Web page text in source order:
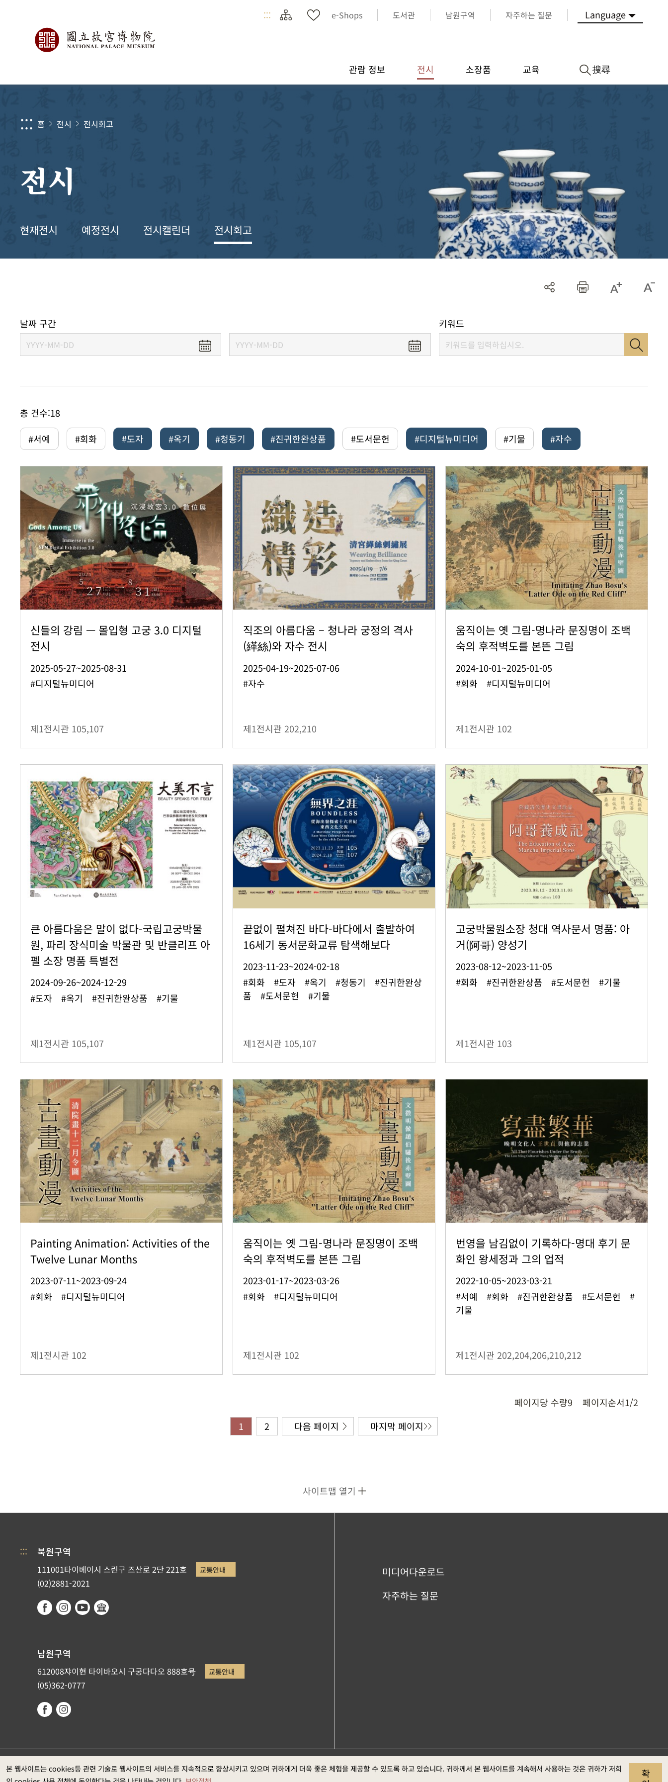
본 웹사이트는 cookies등 관련 기술로 웹사이트의 서비스를 지속적으로 향상시키고 있으며 귀하에게 더욱 좋은 체험을 제공할 수 있도록 하고 있습니다. 귀하께서 본 웹사이트를 계속해서 사용하는 것은 귀하가 저희
확
::: e-Shops 도서관 남원구역 자주하는 질문 Language
관람 정보 전시 소장품 교육 搜尋
::: 홈 전시 전시회고
전시
현재전시 예정전시 전시캘린더 전시회고
날짜 구간 키워드
총 건수:18
#서예
#회화 #도자 #옥기 #청동기 #진귀한완상품 #도서문헌 #디지털뉴미디어 #기물 #자수
신들의 강림 — 몰입형 고궁 3.0 디지털
전시
2025-05-27~2025-08-31
#디지털뉴미디어
제1전시관 105,107
직조의 아름다움 – 청나라 궁정의 격사
(緙絲)와 자수 전시
2025-04-19~2025-07-06
#자수
제1전시관 202,210
움직이는 옛 그림-명나라 문징명이 조백
숙의 후적벽도를 본뜬 그림
2024-10-01~2025-01-05
#회화 #디지털뉴미디어
제1전시관 102
큰 아름다움은 말이 없다-국립고궁박물
원, 파리 장식미술 박물관 및 반클리프 아
펠 소장 명품 특별전
2024-09-26~2024-12-29
#도자 #옥기 #진귀한완상품 #기물
제1전시관 105,107
끝없이 펼쳐진 바다-바다에서 출발하여
16세기 동서문화교류 탐색해보다
2023-11-23~2024-02-18
#회화 #도자 #옥기 #청동기 #진귀한완상
품 #도서문헌 #기물
제1전시관 105,107
고궁박물원소장 청대 역사문서 명품: 아
거(阿哥) 양성기
2023-08-12~2023-11-05
#회화 #진귀한완상품 #도서문헌 #기물
제1전시관 103
Painting Animation: Activities of the
Twelve Lunar Months
2023-07-11~2023-09-24
#회화 #디지털뉴미디어
제1전시관 102
움직이는 옛 그림-명나라 문징명이 조백
숙의 후적벽도를 본뜬 그림
2023-01-17~2023-03-26
#회화 #디지털뉴미디어
제1전시관 102
번영을 남김없이 기록하다-명대 후기 문
화인 왕세정과 그의 업적
2022-10-05~2023-03-21
#서예 #회화 #진귀한완상품 #도서문헌 #
기물
제1전시관 202,204,206,210,212
페이지당 수량9 페이지순서1/2
1
2 다음 페이지 마지막 페이지
사이트맵 열기
::: 북원구역
111001타이베이시 스린구 즈산로 2단 221호 교통안내
(02)2881-2021
남원구역
612008쟈이현 타이바오시 구궁다다오 888호号 교통안내
(05)362-0777
미디어다운로드
자주하는 질문
국립고궁박물원이 저작권을 갖고 있습니다. 권장 웹브라우저: Edge，Google Chrome최신버전 (스크린 최적의 화면 효 정부 웹사이트 자료개
개인정보
보안정
웹접근성